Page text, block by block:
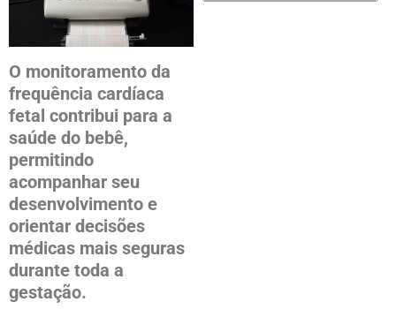
O monitoramento da
frequência cardíaca
fetal contribui para a
saúde do bebê,
permitindo
acompanhar seu
desenvolvimento e
orientar decisões
médicas mais seguras
durante toda a
gestação.